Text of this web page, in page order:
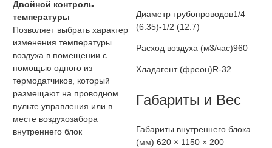
Двойной контроль
температуры
Позволяет выбрать характер
изменения температуры
воздуха в помещении с
помощью одного из
термодатчиков, который
размещают на проводном
пульте управления или в
месте воздухозабора
внутреннего блок
Диаметр трубопроводов1/4
(6.35)-1/2 (12.7)
Расход воздуха (м3/час)960
Хладагент (фреон)R-32
Габариты и Вес
Габариты внутреннего блока
(мм) 620 × 1150 × 200